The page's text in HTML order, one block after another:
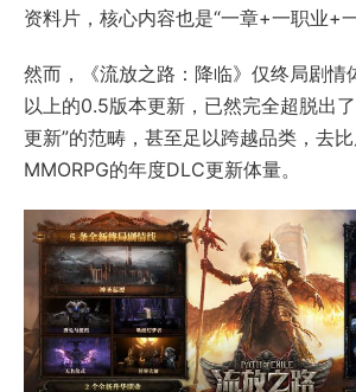
资料片，核心内容也是“一章+一职业+
然而，《流放之路：降临》仅终局剧情
以上的0.5版本更新，已然完全超脱出
更新”的范畴，甚至足以跨越品类，去
MMORPG的年度DLC更新体量。